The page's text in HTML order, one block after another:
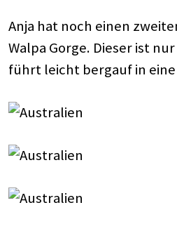
Anja hat noch einen
Walpa Gorge. Dieser ist
führt leicht bergauf in